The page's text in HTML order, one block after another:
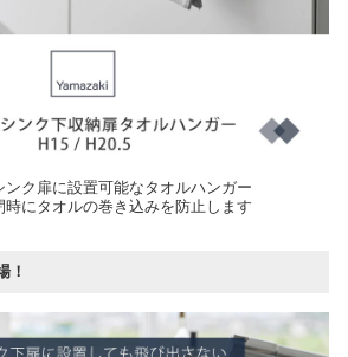
ンク扉に設置可能なタオルハンガー
時にタオルの巻き込みを防止します
！